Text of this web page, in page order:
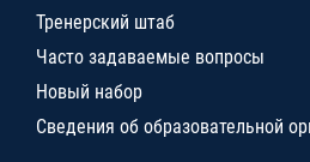
Тренерский штаб
Часто задаваемые вопросы
Новый набор
Сведения об образовательной